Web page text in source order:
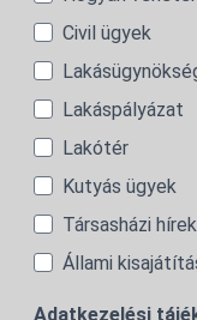
Civil ügyek
Lakáspályázat
Lakótér
Kutyás ügyek
Társasházi hírek
Állami
Adatkezelési